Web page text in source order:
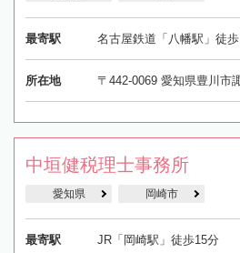
最寄駅 名古屋鉄道「八幡駅」徒
所在地 〒442-0069 愛知県豊川市
中垣健税理士事務所
愛知県 岡崎市
最寄駅 JR「岡崎駅」徒歩15分